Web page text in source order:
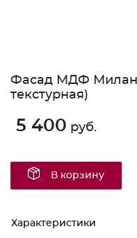
Фасад МДФ
текстурная)
5 400 руб.
В корзину
Характеристики